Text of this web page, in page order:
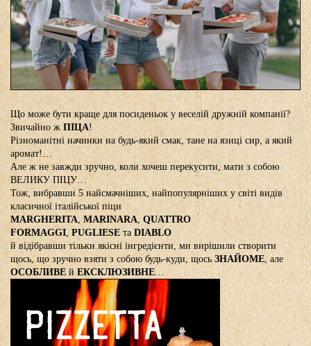
Що може бути краще для посиденьок у веселій дружній компанії?
Звичайно жПІЦА!
Різноманітні начинки на будь-який смак, тане на язиці сир, а який
аромат!…
Але ж не завжди зручно, коли хочеш перекусити, мати з собою
ВЕЛИКУ ПІЦУ…
Тож, вибравши 5 найсмачніших, найпопулярніших у світі видів
класичної італійської піци
MARGHERITA, MARINARA, QUATTRO
FORMAGGI,PUGLIESE та DIABLO
й відібравши тільки якісні інгредієнти, ми вирішили створити
щось, що зручно взяти з собою будь-куди, щось ЗНАЙОМЕ, але
ОСОБЛИВЕ й ЕКСКЛЮЗИВНЕ…